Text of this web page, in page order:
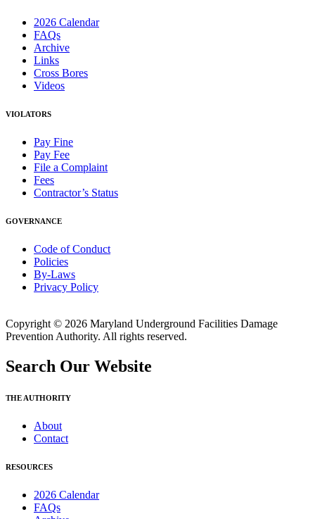
2026 Calendar
FAQs
Archive
Links
Cross Bores
Videos
VIOLATORS
Pay Fine
Pay Fee
File a Complaint
Fees
Contractor’s Status
GOVERNANCE
Code of Conduct
Policies
By-Laws
Privacy Policy
Copyright © 2026 Maryland Underground Facilities Damage
Prevention Authority. All rights reserved.
Search Our Website
THE AUTHORITY
About
Contact
RESOURCES
2026 Calendar
FAQs